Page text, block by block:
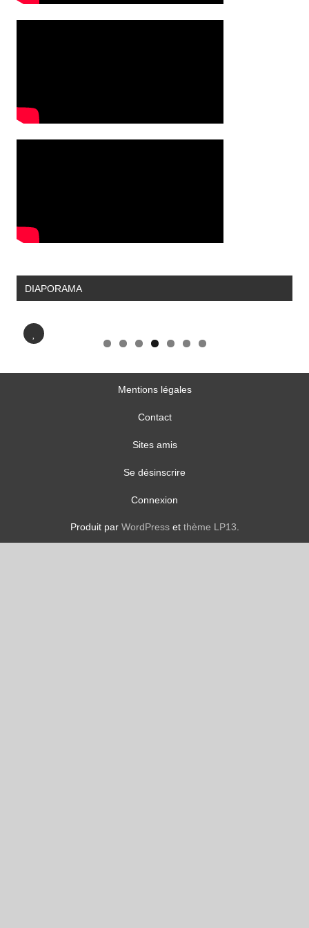
DIAPORAMA
Mentions légales
Contact
Sites amis
Se désinscrire
Connexion
Produit par WordPresset thème LP13